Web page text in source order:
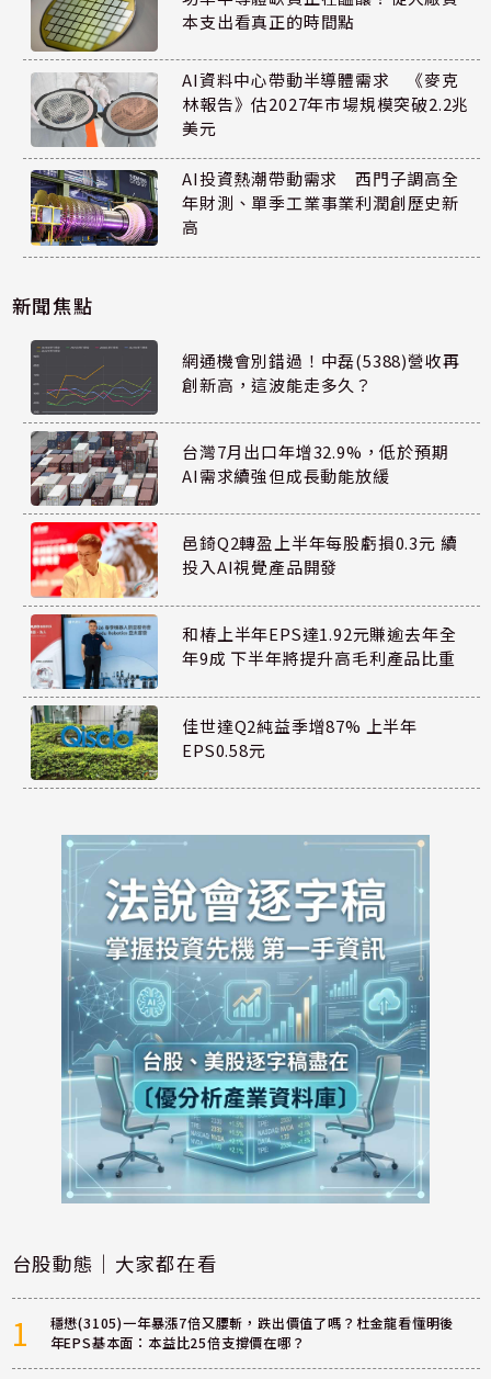
本支出看真正的時間點
AI資料中心帶動半導體需求 《麥克
林報告》估2027年市場規模突破2.2兆
美元
AI投資熱潮帶動需求 西門子調高全
年財測、單季工業事業利潤創歷史新
高
新聞焦點
網通機會別錯過！中磊(5388)營收再
創新高，這波能走多久？
台灣7月出口年增32.9%，低於預期
AI需求續強但成長動能放緩
邑錡Q2轉盈上半年每股虧損0.3元 續
投入AI視覺產品開發
和椿上半年EPS達1.92元賺逾去年全
年9成 下半年將提升高毛利產品比重
佳世達Q2純益季增87% 上半年
EPS0.58元
台股動態｜大家都在看
1
穩懋(3105)一年暴漲7倍又腰斬，跌出價值了嗎？杜金龍看懂明後
年EPS基本面：本益比25倍支撐價在哪？